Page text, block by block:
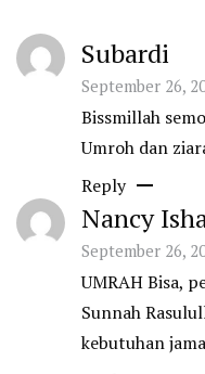
Subardi
September 26,
Bissmillah
Umroh dan
Reply
Nancy
September 26,
UMRAH Bisa,
Sunnah
kebutuhan